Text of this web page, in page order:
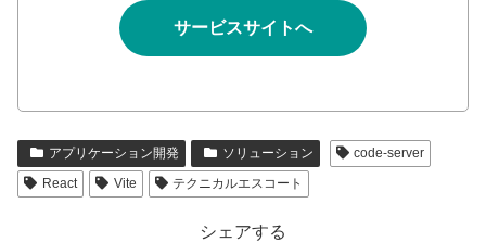
サービスサイトへ
アプリケーション開発 ソリューション
code-server
React
Vite テクニカルエスコート
シェアする